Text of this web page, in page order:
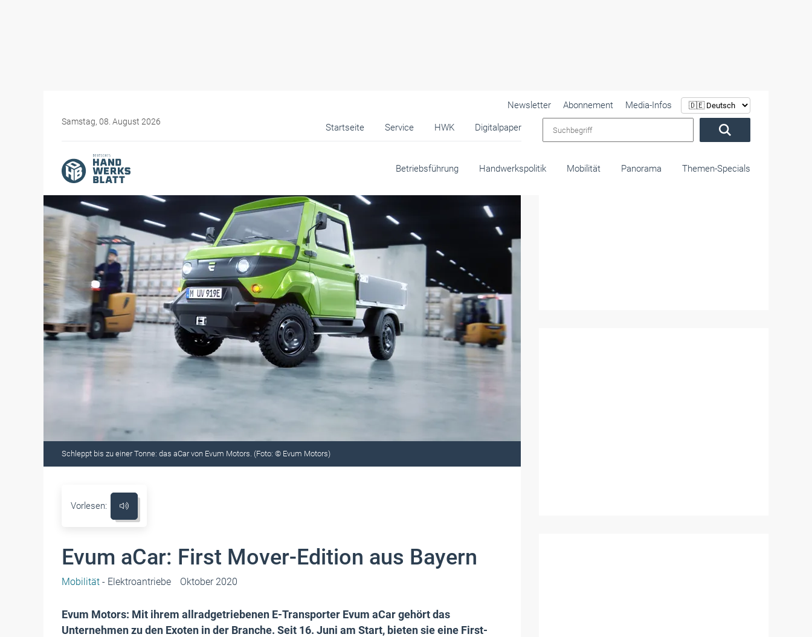
Samstag, 08. August 2026
Startseite Service HWK Digitalpaper
Newsletter Abonnement
Media-Infos
Betriebsführung Handwerkspolitik Mobilität Panorama Themen-Specials
Schleppt bis zu einer Tonne: das aCar von Evum Motors. (Foto: © Evum Motors)
Vorlesen:
Evum aCar: First Mover-Edition aus Bayern
Mobilität - Elektroantriebe Oktober 2020
Evum Motors: Mit ihrem allradgetriebenen E-Transporter Evum aCar gehört das
Unternehmen zu den Exoten in der Branche. Seit 16. Juni am Start, bieten sie eine First-